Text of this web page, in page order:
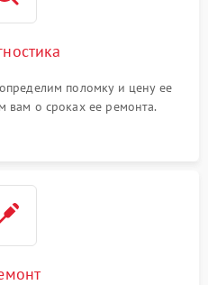
поломку и цену ее
вам о сроках ее ремонта.